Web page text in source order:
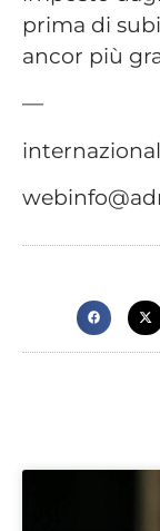
prima di
ancor più
—